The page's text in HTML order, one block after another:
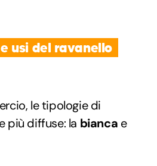
usi del ravanello
le tipologie di
più diffuse: la bianca e